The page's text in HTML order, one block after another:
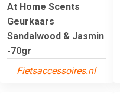
At Home Scents
Geurkaars
Sandalwood & Jasmin
-70gr
Fietsaccessoires.nl